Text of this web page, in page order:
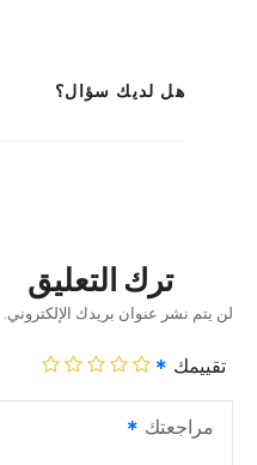
هل لديك سؤال؟
ترك التعليق
لن يتم نشر عنوان بريدك الإلكتروني.
تقييمك
مراجعتك